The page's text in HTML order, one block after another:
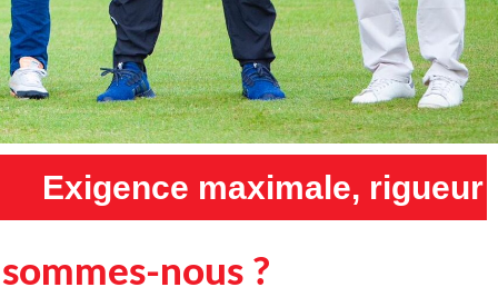
rigueur maximale et
nous ?